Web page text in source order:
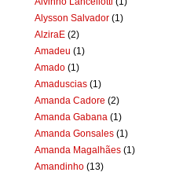
Alysson Salvador (1)
AlziraE (2)
Amadeu (1)
Amado (1)
Amaduscias (1)
Amanda Cadore (2)
Amanda Gabana (1)
Amanda Gonsales (1)
Amanda Magalhães (1)
Amandinho (13)